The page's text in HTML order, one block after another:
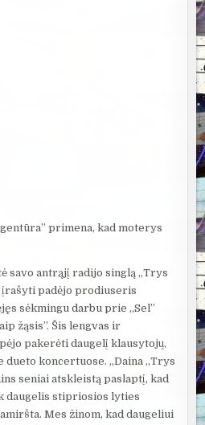
primena, kad moterys
savo antrąjį radijo singlą „Trys
įrašyti padėjo prodiuseris
sėkmingu darbu prie „Sel”
žąsis”. Šis lengvas ir
pakerėti daugelį klausytojų,
koncertuose. „Daina „Trys
seniai atskleistą paslaptį, kad
daugelis stipriosios lyties
Mes žinom, kad daugeliui